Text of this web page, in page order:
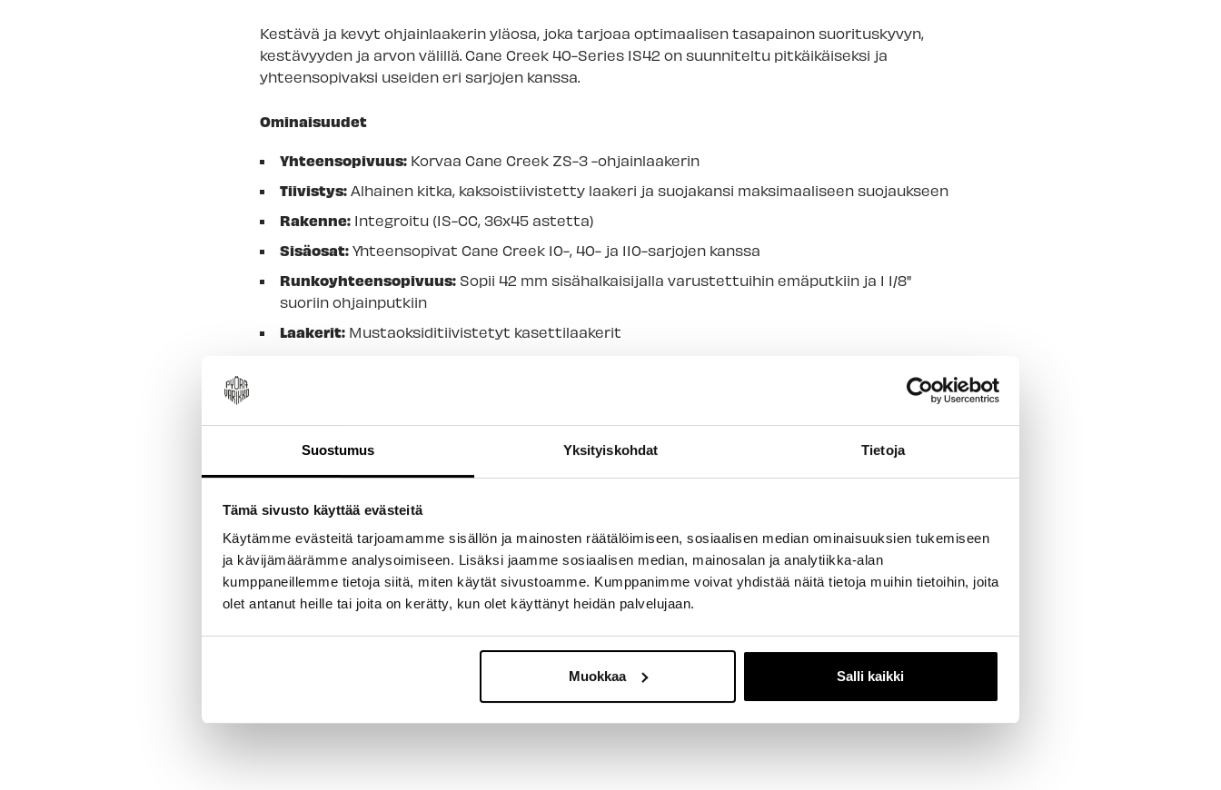
Suostumus Yksityiskohdat Tietoja
Tämä sivusto käyttää evästeitä
Käytämme evästeitä tarjoamamme sisällön ja mainosten räätälöimiseen, sosiaalisen median ominaisuuksien tukemiseen
ja kävijämäärämme analysoimiseen. Lisäksi jaamme sosiaalisen median, mainosalan ja analytiikka-alan
kumppaneillemme tietoja siitä, miten käytät sivustoamme. Kumppanimme voivat yhdistää näitä tietoja muihin tietoihin, joita
olet antanut heille tai joita on kerätty, kun olet käyttänyt heidän palvelujaan.
Muokkaa Salli kaikki
Lappeenrannan myymälä-
Kestävä ja kevyt ohjainlaakerin yläosa, joka tarjoaa optimaalisen tasapainon suorituskyvyn,
kestävyyden ja arvon välillä. Cane Creek 40-Series IS42 on suunniteltu pitkäikäiseksi ja
yhteensopivaksi useiden eri sarjojen kanssa.
Ominaisuudet
Yhteensopivuus: Korvaa Cane Creek ZS-3 -ohjainlaakerin
Tiivistys: Alhainen kitka, kaksoistiivistetty laakeri ja suojakansi maksimaaliseen suojaukseen
Rakenne: Integroitu (IS-CC, 36x45 astetta)
Sisäosat: Yhteensopivat Cane Creek 10-, 40- ja 110-sarjojen kanssa
Runkoyhteensopivuus: Sopii 42 mm sisähalkaisijalla varustettuihin emäputkiin ja 1 1/8"
suoriin ohjainputkiin
Laakerit: Mustaoksiditiivistetyt kasettilaakerit
- Tuotteesta ei ole vielä arvosteluja -